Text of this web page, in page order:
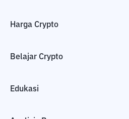
Harga Crypto
Belajar Crypto
Edukasi